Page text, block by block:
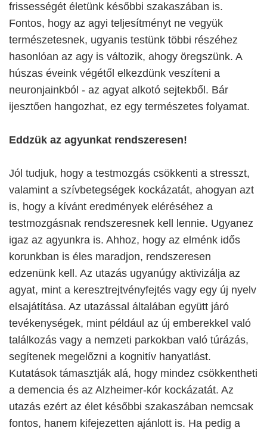
frissességét életünk későbbi szakaszában is.
Fontos, hogy az agyi teljesítményt ne vegyük
természetesnek, ugyanis testünk többi részéhez
hasonlóan az agy is változik, ahogy öregszünk. A
húszas éveink végétől elkezdünk veszíteni a
neuronjainkból - az agyat alkotó sejtekből. Bár
ijesztően hangozhat, ez egy természetes folyamat.
Eddzük az agyunkat rendszeresen!
Jól tudjuk, hogy a testmozgás csökkenti a stresszt,
valamint a szívbetegségek kockázatát, ahogyan azt
is, hogy a kívánt eredmények eléréséhez a
testmozgásnak rendszeresnek kell lennie. Ugyanez
igaz az agyunkra is. Ahhoz, hogy az elménk idős
korunkban is éles maradjon, rendszeresen
edzenünk kell. Az utazás ugyanúgy aktivizálja az
agyat, mint a keresztrejtvényfejtés vagy egy új nyelv
elsajátítása. Az utazással általában együtt járó
tevékenységek, mint például az új emberekkel való
találkozás vagy a nemzeti parkokban való túrázás,
segítenek megelőzni a kognitív hanyatlást.
Kutatások támasztják alá, hogy mindez csökkentheti
a demencia és az Alzheimer-kór kockázatát. Az
utazás ezért az élet későbbi szakaszában nemcsak
fontos, hanem kifejezetten ajánlott is. Ha pedig a